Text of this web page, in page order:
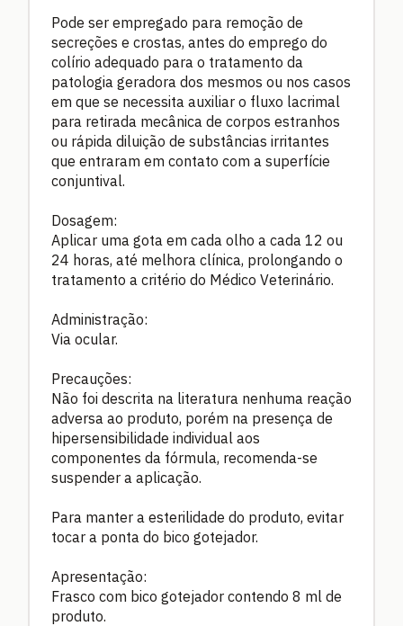
Pode ser empregado para remoção de
secreções e crostas, antes do emprego do
colírio adequado para o tratamento da
patologia geradora dos mesmos ou nos casos
em que se necessita auxiliar o fluxo lacrimal
para retirada mecânica de corpos estranhos
ou rápida diluição de substâncias irritantes
que entraram em contato com a superfície
conjuntival.
Dosagem:
Aplicar uma gota em cada olho a cada 12 ou
24 horas, até melhora clínica, prolongando o
tratamento a critério do Médico Veterinário.
Administração:
Via ocular.
Precauções:
Não foi descrita na literatura nenhuma reação
adversa ao produto, porém na presença de
hipersensibilidade individual aos
componentes da fórmula, recomenda-se
suspender a aplicação.
Para manter a esterilidade do produto, evitar
tocar a ponta do bico gotejador.
Apresentação:
Frasco com bico gotejador contendo 8 ml de
produto.